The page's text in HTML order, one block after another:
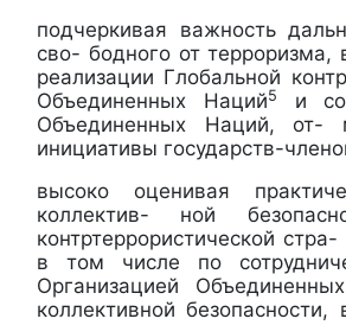
подчеркивая важность
сво- бодного от
реализации Глобальной
Объединенных Наций5
и
Объединенных Наций, от-
инициативы государств-
высоко оценивая
коллектив- ной
контртеррористической
в том числе по
Организацией
коллективной